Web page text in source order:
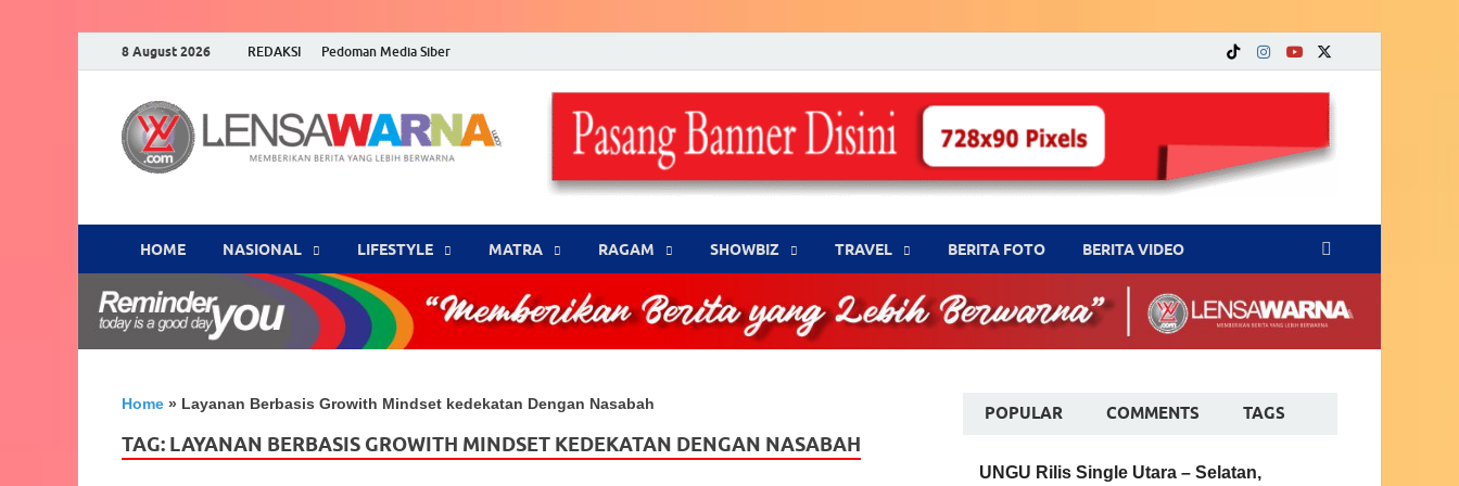
8 August 2026 REDAKSI Pedoman Media Siber
LENSA WARNA .com
Memberikan Berita yang Lebih Berwarna
HOME NASIONAL ‎LIFESTYLE MATRA ‎RAGAM ‎SHOWBIZ ‎TRAVEL BERITA FOTO BERITA VIDEO
Home » Layanan Berbasis Growith Mindset kedekatan Dengan Nasabah
TAG: LAYANAN BERBASIS GROWITH MINDSET KEDEKATAN DENGAN NASABAH
POPULAR COMMENTS TAGS
UNGU Rilis Single Utara – Selatan,